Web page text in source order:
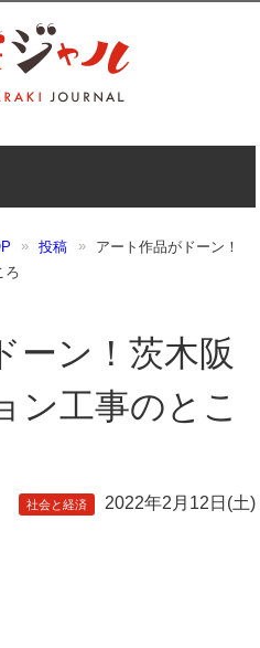
投稿
アート作品がドーン！
ろ
ーン！茨木阪
ン工事のとこ
社会と経済 2022年2月12日(土)